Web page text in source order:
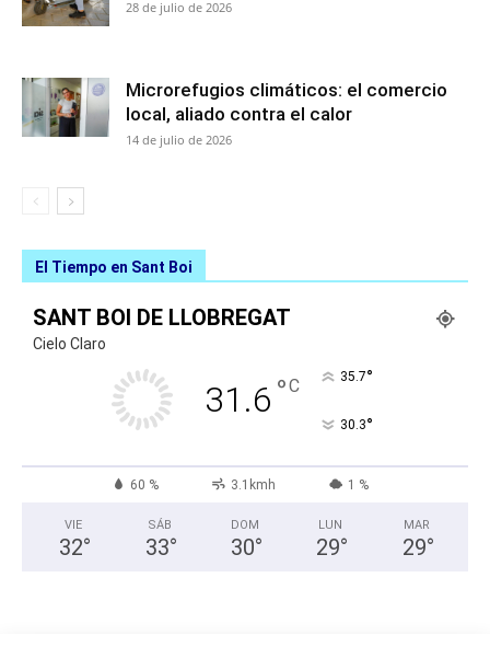
28 de julio de 2026
Microrefugios climáticos: el comercio
local, aliado contra el calor
14 de julio de 2026
El Tiempo en Sant Boi
SANT BOI DE LLOBREGAT
Cielo Claro
31.6 °C 35.7°
30.3°
60 % 3.1kmh 1 %
VIE
32°
SÁB
33°
DOM
30°
LUN
29°
MAR
29°